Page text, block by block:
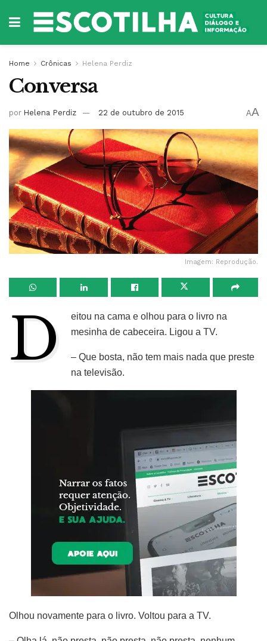
Home Crônicas Helena Perdiz
Conversa
por Helena Perdiz 22 de outubro de 2015 AA
Imagem: Reprodução.
D
eitou na cama e olhou para o livro na
mesinha de cabeceira. Ligou a TV.
– Que bosta, não tem mais nada que preste
na televisão.
Olhou novamente para o livro. Voltou para a TV.